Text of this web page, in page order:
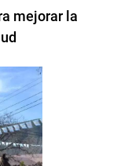
mejorar la